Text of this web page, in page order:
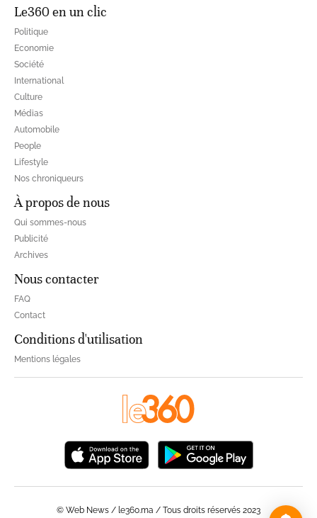
Le360 en un clic
Politique
Economie
Société
International
Culture
Médias
Automobile
People
Lifestyle
Nos chroniqueurs
À propos de nous
Qui sommes-nous
Publicité
Archives
Nous contacter
FAQ
Contact
Conditions d'utilisation
Mentions légales
© Web News / le360.ma / Tous droits réservés 2023